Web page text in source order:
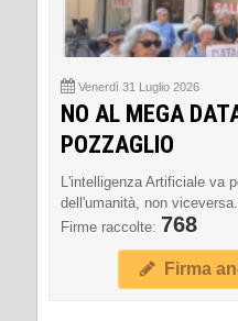
Venerdì 31 Luglio 2026
NO AL MEGA
POZZAGLIO
L'intelligenza Artificiale va
dell'umanità, non viceversa.
Firme raccolte: 768
Firma